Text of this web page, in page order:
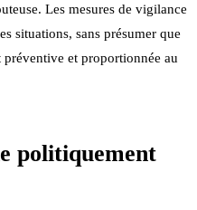
Les mesures de vigilance
situations, sans présumer que
et proportionnée au
politiquement